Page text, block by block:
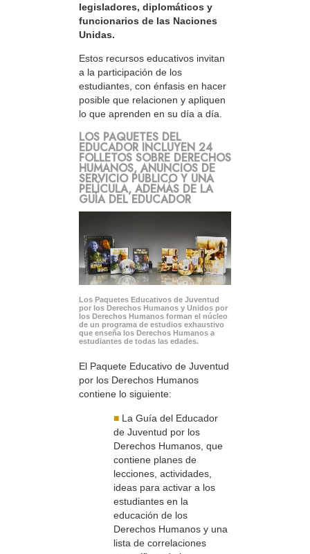
legisladores, diplomáticos y
funcionarios de las Naciones
Unidas.
Estos recursos educativos invitan
a la participación de los
estudiantes, con énfasis en hacer
posible que relacionen y apliquen
lo que aprenden en su día a día.
LOS PAQUETES DEL
EDUCADOR INCLUYEN 24
FOLLETOS SOBRE DERECHOS
HUMANOS, ANUNCIOS DE
SERVICIO PÚBLICO Y UNA
PELÍCULA, ADEMÁS DE LA
GUÍA DEL EDUCADOR
Los Paquetes Educativos de Juventud
por los Derechos Humanos y Unidos por
los Derechos Humanos forman el núcleo
de un programa de estudios exhaustivo
que enseña los Derechos Humanos a
estudiantes de todas las edades.
El Paquete Educativo de Juventud
por los Derechos Humanos
contiene lo siguiente:
■ La Guía del Educador
de Juventud por los
Derechos Humanos, que
contiene planes de
lecciones, actividades,
ideas para activar a los
estudiantes en la
educación de los
Derechos Humanos y una
lista de correlaciones